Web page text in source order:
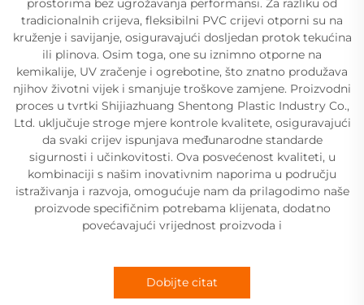
prostorima bez ugrožavanja performansi. Za razliku od
tradicionalnih crijeva, fleksibilni PVC crijevi otporni su na
kruženje i savijanje, osiguravajući dosljedan protok tekućina
ili plinova. Osim toga, one su iznimno otporne na
kemikalije, UV zračenje i ogrebotine, što znatno produžava
njihov životni vijek i smanjuje troškove zamjene. Proizvodni
proces u tvrtki Shijiazhuang Shentong Plastic Industry Co.,
Ltd. uključuje stroge mjere kontrole kvalitete, osiguravajući
da svaki crijev ispunjava međunarodne standarde
sigurnosti i učinkovitosti. Ova posvećenost kvaliteti, u
kombinaciji s našim inovativnim naporima u području
istraživanja i razvoja, omogućuje nam da prilagodimo naše
proizvode specifičnim potrebama klijenata, dodatno
povećavajući vrijednost proizvoda i
Dobijte citat